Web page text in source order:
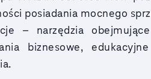
posiadania mocnego
– narzędzia
biznesowe,